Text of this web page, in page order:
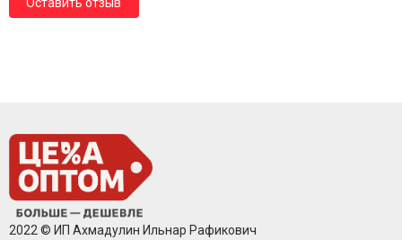
2022 © ИП Ахмадулин Ильнар Рафикович